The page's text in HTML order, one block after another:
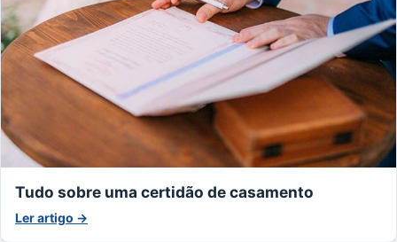
Tudo sobre uma certidão de casamento
Ler artigo →